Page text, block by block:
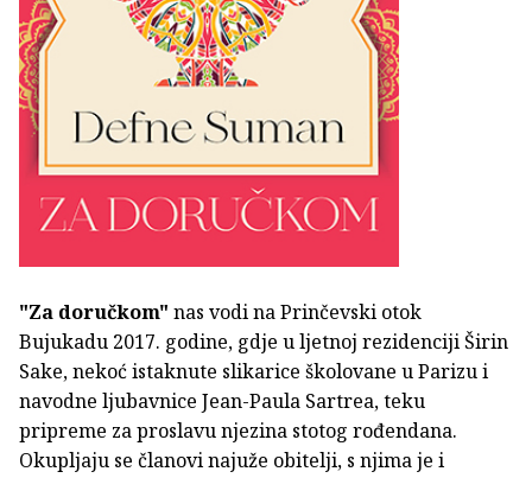
"Za doručkom" nas vodi na Prinčevski otok
Bujukadu 2017. godine, gdje u ljetnoj rezidenciji Širin
Sake, nekoć istaknute slikarice školovane u Parizu i
navodne ljubavnice Jean-Paula Sartrea, teku
pripreme za proslavu njezina stotog rođendana.
Okupljaju se članovi najuže obitelji, s njima je i